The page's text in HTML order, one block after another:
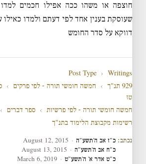
חוצפה או משהו ככה אפילו חכמים
שעוסקת בענין אחד לפי דעתם ולמדו כאילו
דווקא על סדר החומש
Post Type › Writings
929 תנ"ך
› חמשה חומשי תורה - לפי פרקים ›
טז
חמשה חומשי תורה - לפי פרשיות › ספר דברים ›
רשימות מקבוצת הלימוד בתנ"ך
נכתב: כ"ז אב ה'תשע"ה ·
August 12, 2015
כ"ח אב ה'תשע"ה ·
August 13, 2015
כ"ט אדר א' ה'תשע"ט ·
March 6, 2019